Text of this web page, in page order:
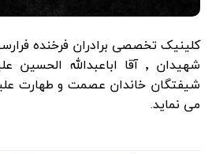
کلینیک تخصصی برادران فرخنده
شهیدان ٬ آقا اباعبدالله
شیفتگان خاندان عصمت و طهارت
می نماید.